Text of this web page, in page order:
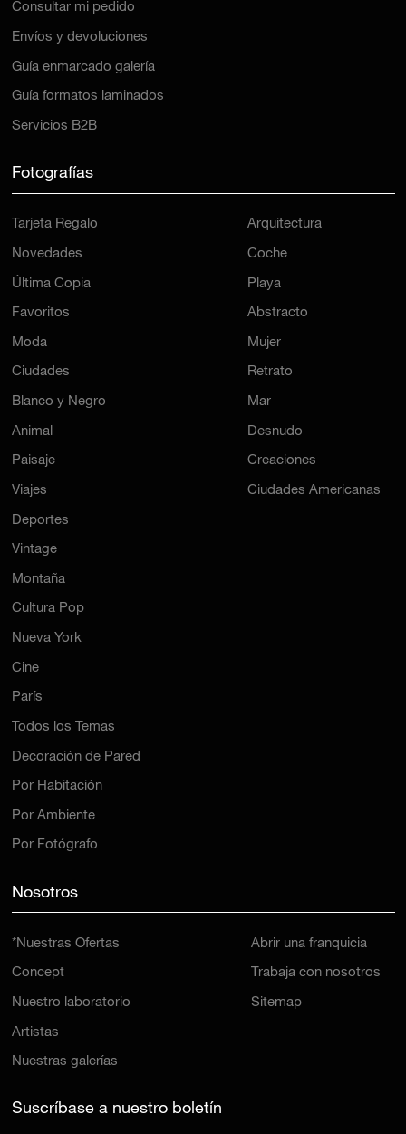
Consultar mi pedido
Envíos y devoluciones
Guía enmarcado galería
Guía formatos laminados
Servicios B2B
Fotografías
Tarjeta Regalo
Novedades
Última Copia
Favoritos
Moda
Ciudades
Blanco y Negro
Animal
Paisaje
Viajes
Deportes
Arquitectura
Coche
Playa
Abstracto
Mujer
Retrato
Mar
Desnudo
Creaciones
Ciudades Americanas
Vintage
Montaña
Cultura Pop
Nueva York
Cine
París
Todos los Temas
Decoración de Pared
Por Habitación
Por Ambiente
Por Fotógrafo
Nosotros
*Nuestras Ofertas
Concept
Nuestro laboratorio
Artistas
Nuestras galerías
Abrir una franquicia
Trabaja con nosotros
Sitemap
Suscríbase a nuestro boletín